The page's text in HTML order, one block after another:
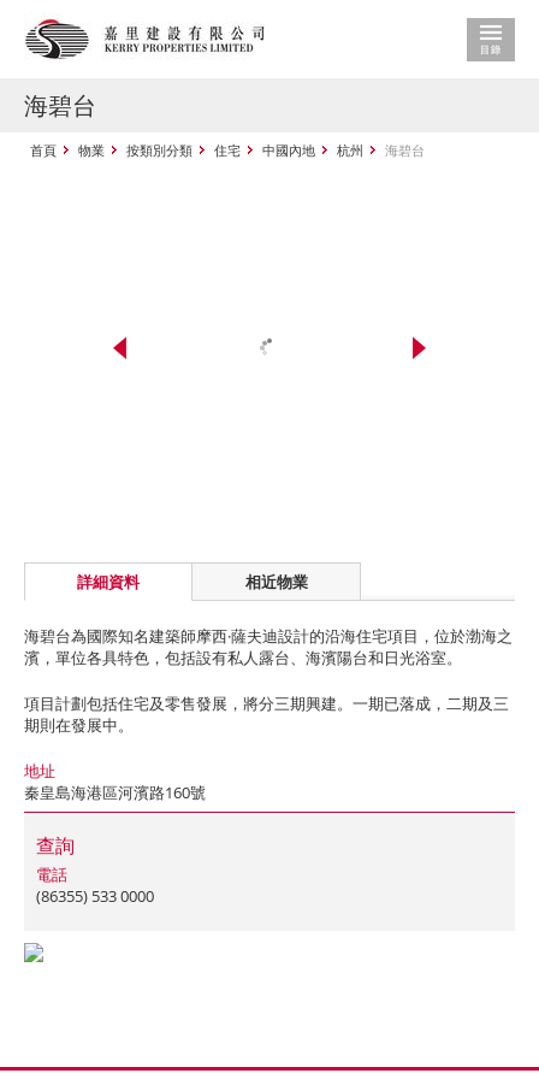
海碧台
首頁 物業 按類別分類 住宅 中國內地 杭州 海碧台
詳細資料 相近物業
海碧台為國際知名建築師摩西·薩夫迪設計的沿海住宅項目，位於渤海之
濱，單位各具特色，包括設有私人露台、海濱陽台和日光浴室。
項目計劃包括住宅及零售發展，將分三期興建。一期已落成，二期及三
期則在發展中。
地址
秦皇島海港區河濱路160號
查詢
電話
(86355) 533 0000